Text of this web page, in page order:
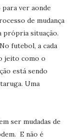
ver aonde
de mudança
própria situação.
futebol, a cada
jeito como o
está sendo
Uma
ser mudadas de
E não é